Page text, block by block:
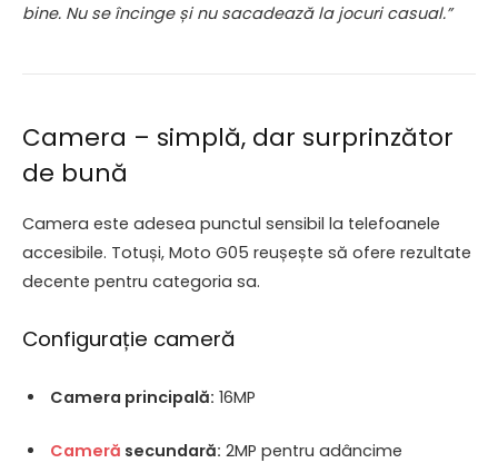
bine. Nu se încinge și nu sacadează la jocuri casual.”
Camera – simplă, dar surprinzător
de bună
Camera este adesea punctul sensibil la telefoanele
accesibile. Totuși, Moto G05 reușește să ofere rezultate
decente pentru categoria sa.
Configurație cameră
Camera principală: 16MP
Cameră secundară: 2MP pentru adâncime